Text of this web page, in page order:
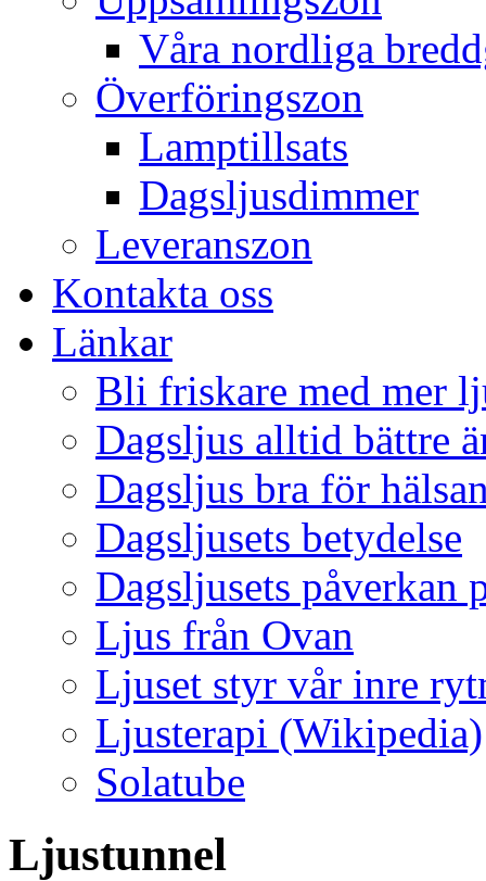
Våra nordliga
Överföringszon
Lamptillsats
Dagsljusdimmer
Leveranszon
Kontakta oss
Länkar
Bli friskare med mer
Dagsljus alltid bättre
Dagsljus bra för
Dagsljusets betydelse
Dagsljusets påverkan
Ljus från Ovan
Ljuset styr vår inre
Ljusterapi (Wikipedia)
Solatube
Ljustunnel